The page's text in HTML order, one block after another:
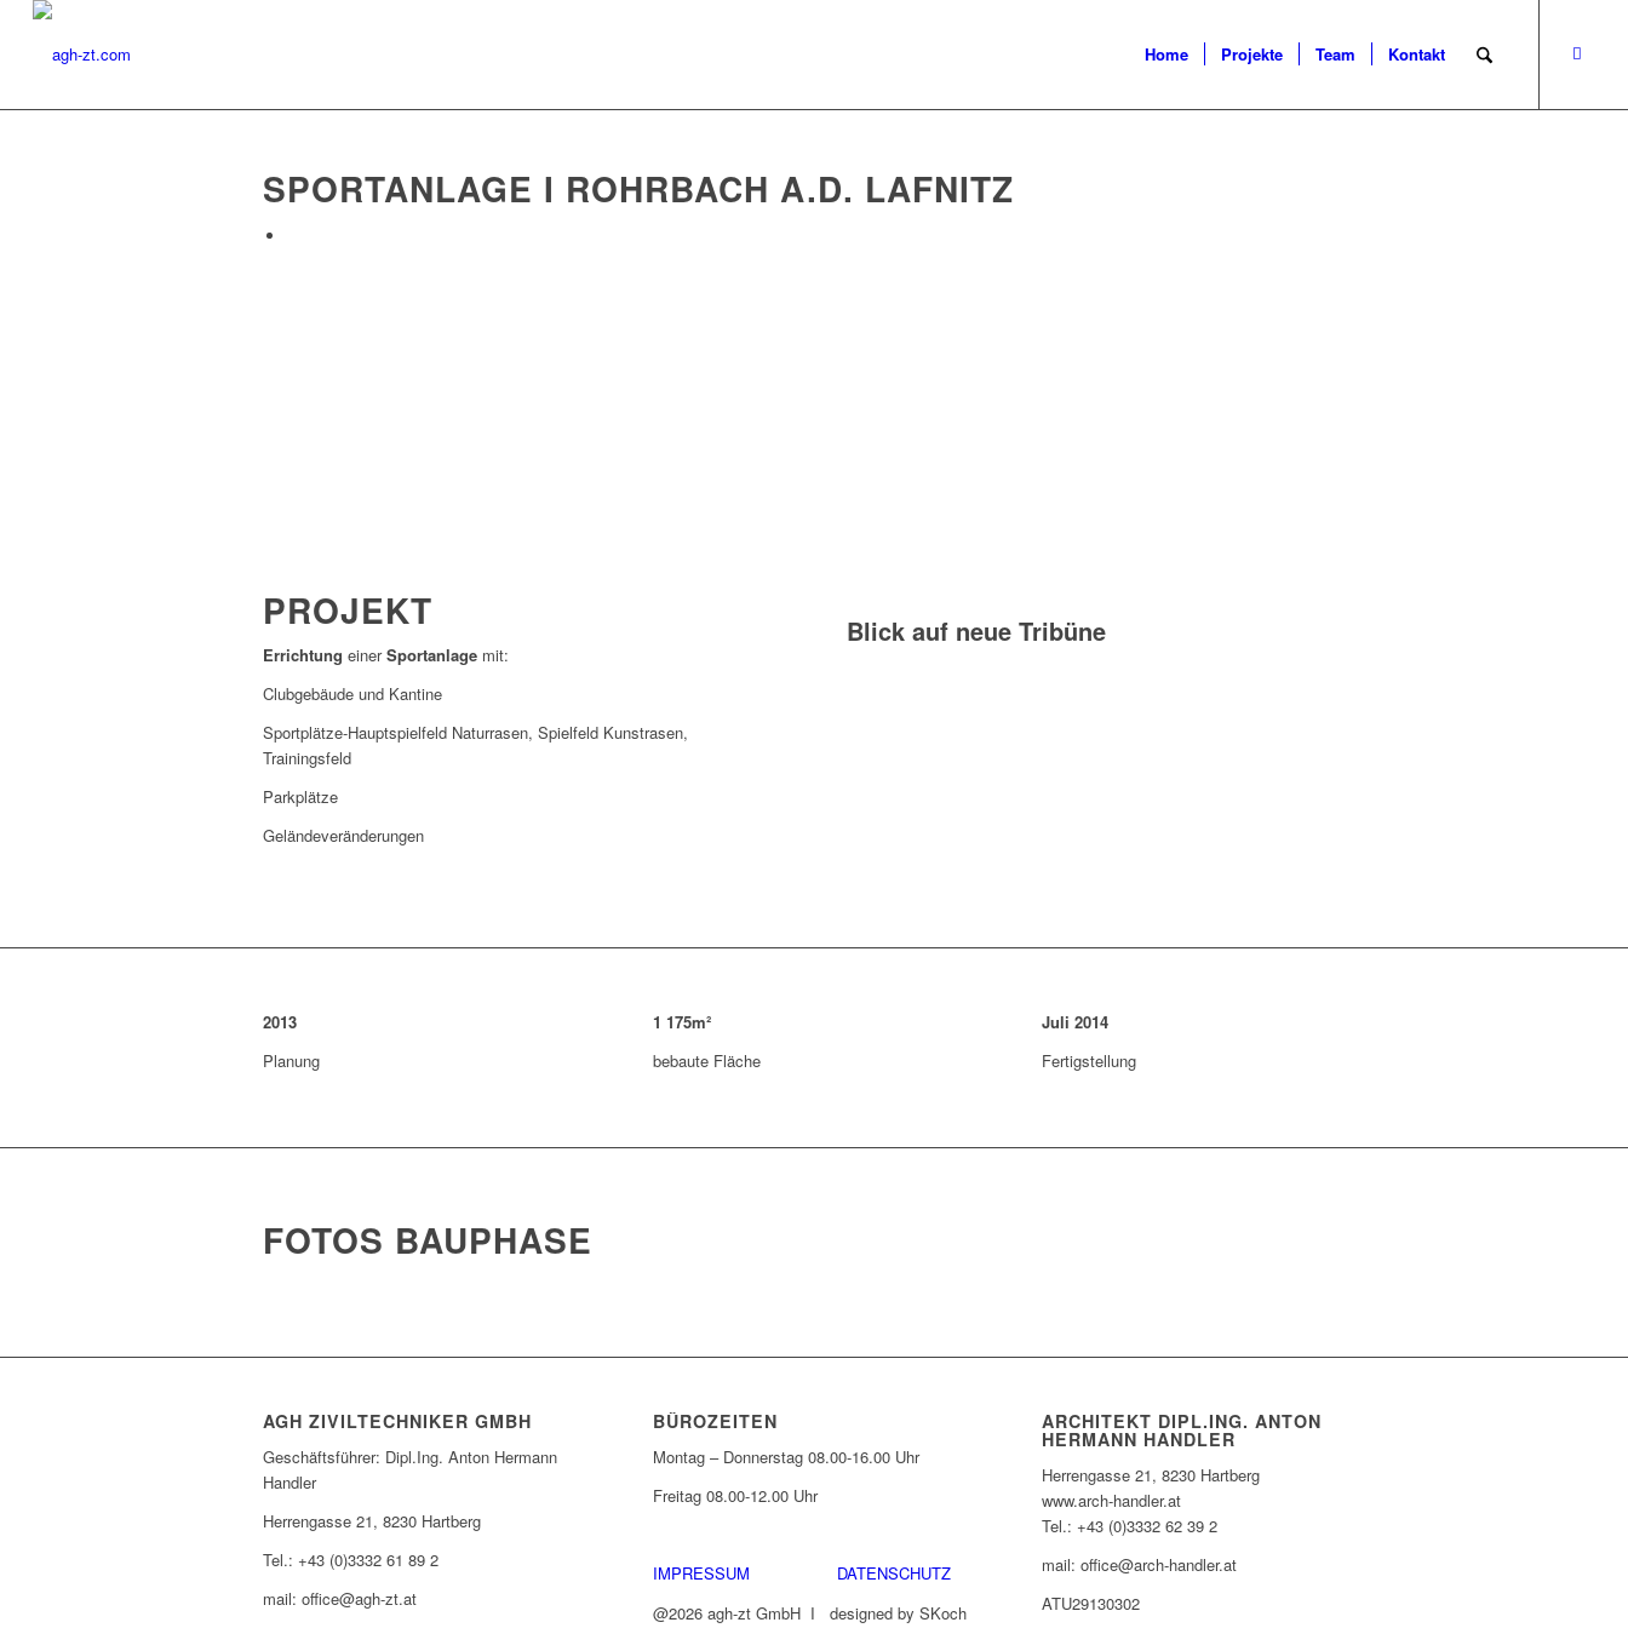
Home Projekte Team Kontakt
SPORTANLAGE I ROHRBACH A.D. LAFNITZ
PROJEKT
Errichtung einerSportanlage mit:
Clubgebäude und Kantine
Sportplätze-Hauptspielfeld Naturrasen, Spielfeld Kunstrasen,
Trainingsfeld
Parkplätze
Geländeveränderungen
Blick auf neue Tribüne
2013
Planung
1 175m²
bebaute Fläche
Juli2014
Fertigstellung
FOTOS BAUPHASE
AGH ZIVILTECHNIKER GMBH
Geschäftsführer: Dipl.Ing. Anton Hermann
Handler
Herrengasse 21, 8230 Hartberg
Tel.: +43 (0)3332 61 89 2
mail: office@agh-zt.at
BÜROZEITEN
Montag – Donnerstag 08.00-16.00 Uhr
Freitag 08.00-12.00 Uhr
IMPRESSUM DATENSCHUTZ
@2026 agh-zt GmbH I designed by SKoch
ARCHITEKT DIPL.ING. ANTON
HERMANN HANDLER
Herrengasse 21, 8230 Hartberg
www.arch-handler.at
Tel.: +43 (0)3332 62 39 2
mail: office@arch-handler.at
ATU29130302